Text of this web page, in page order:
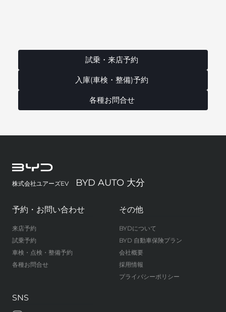
試乗・来店予約
入庫(車検・整備)予約
各種お問合せ
株式会社ユアーズEV BYD AUTO 大分
予約・お問い合わせ
来店予約
試乗予約
車検・点検・整備予約
各種お問合せ
その他
BYDについて
BYD 自動車保険プラン
会社概要
採用情報
プライバシーポリシー
SNS